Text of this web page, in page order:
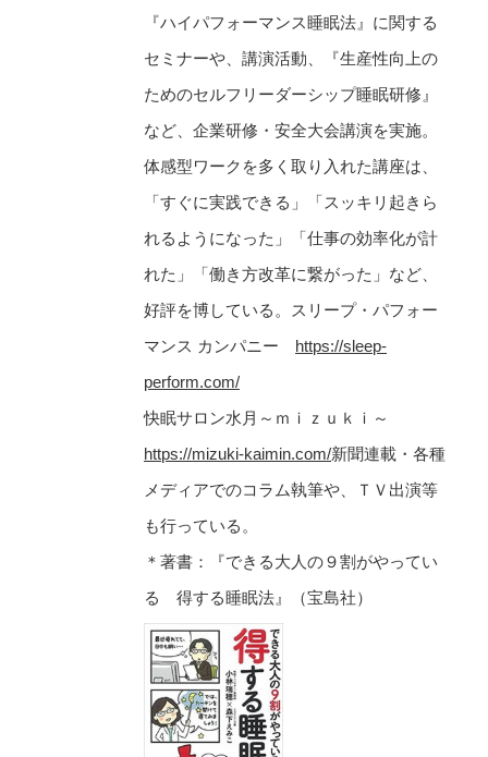
『ハイパフォーマンス睡眠法』に関する
セミナーや、講演活動、『生産性向上の
ためのセルフリーダーシップ睡眠研修』
など、企業研修・安全大会講演を実施。
体感型ワークを多く取り入れた講座は、
「すぐに実践できる」「スッキリ起きら
れるようになった」「仕事の効率化が計
れた」「働き方改革に繋がった」など、
好評を博している。スリープ・パフォー
マンス カンパニー https://sleep-
perform.com/
快眠サロン水月～ｍｉｚｕｋｉ～
https://mizuki-kaimin.com/新聞連載・各種
メディアでのコラム執筆や、ＴＶ出演等
も行っている。
＊著書：『できる大人の９割がやってい
る 得する睡眠法』（宝島社）